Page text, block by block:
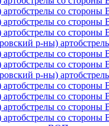
артобстрелы со
артобстрелы со
артобстрелы со
р-ны)
артобстрелы со
артобстрелы со
р-ны)
артобстрелы со
артобстрелы со
артобстрелы со
артобстрелы со